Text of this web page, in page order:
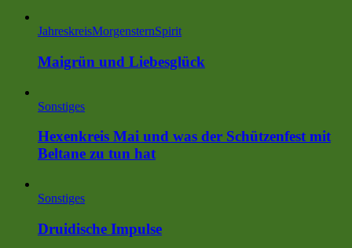
JahreskreisMorgensternSpirit
Maigrün und Liebesglück
Sonstiges
Hexenkreis Mai und was der Schützenfest mit
Beltane zu tun hat
Sonstiges
Druidische Impulse